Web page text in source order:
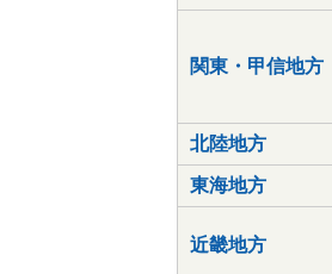
関東・甲信地方
北陸地方
東海地方
近畿地方